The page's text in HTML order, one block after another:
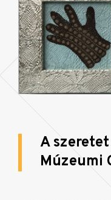
A
Múzeumi